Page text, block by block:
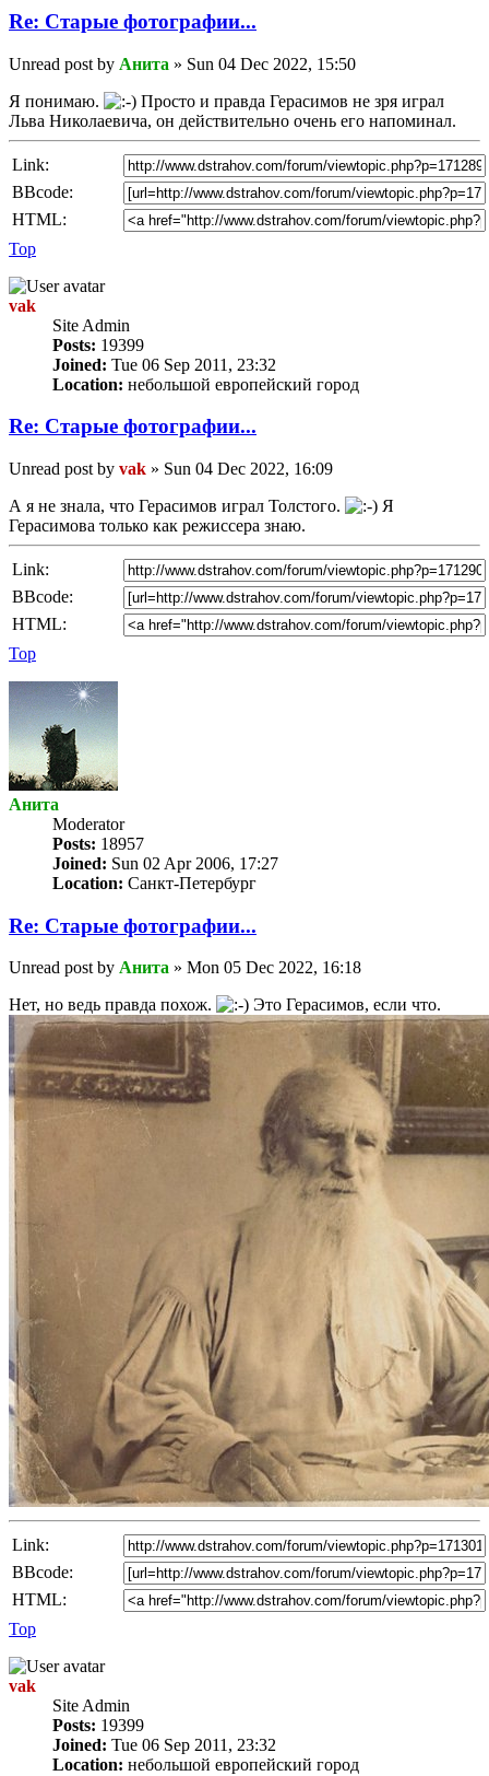
Re: Старые фотографии...
Unread post by Анита » Sun 04 Dec 2022, 15:50
Я понимаю.
Просто и правда Герасимов не зря играл
Льва Николаевича, он действительно очень его напоминал.
Link:
BBcode:
HTML:
Top
vak
Site Admin
Posts: 19399
Joined: Tue 06 Sep 2011, 23:32
Location: небольшой европейский город
Re: Старые фотографии...
Unread post by vak » Sun 04 Dec 2022, 16:09
А я не знала, что Герасимов играл Толстого.
Я
Герасимова только как режиссера знаю.
Link:
BBcode:
HTML:
Top
Анита
Мoderator
Posts: 18957
Joined: Sun 02 Apr 2006, 17:27
Location: Санкт-Петербург
Re: Старые фотографии...
Unread post by Анита » Mon 05 Dec 2022, 16:18
Нет, но ведь правда похож.
Это Герасимов, если что.
Link:
BBcode:
HTML:
Top
vak
Site Admin
Posts: 19399
Joined: Tue 06 Sep 2011, 23:32
Location: небольшой европейский город